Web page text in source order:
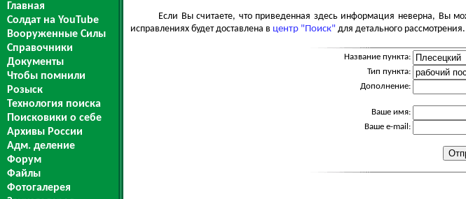
Главная
Солдат на YouTube
Вооруженные Силы
Справочники
Документы
Чтобы помнили
Розыск
Технология поиска
Поисковики о себе
Архивы России
Адм. деление
Форум
Файлы
Фотогалерея
Если Вы считаете, что приведенная здесь информация неверна, Вы
исправлениях будет доставлена в центр "Поиск" для детального рассмотрения.
Название пункта:
Тип пункта:
Дополнение:
Ваше имя:
Ваше e-mail: